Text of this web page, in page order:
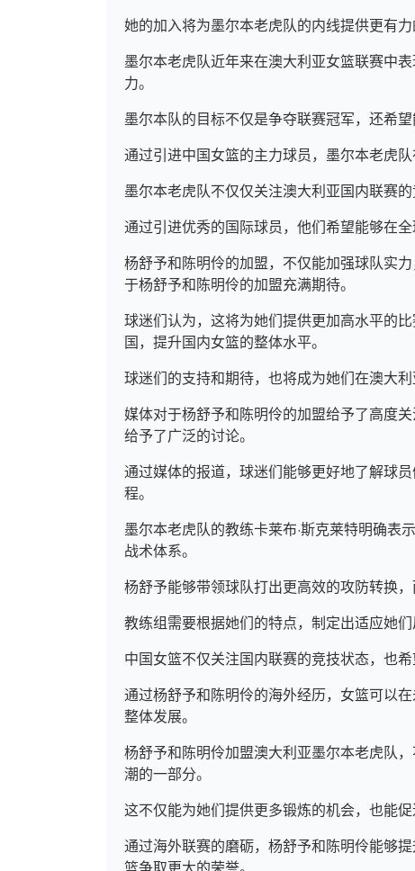
她的加入将为墨尔本老虎队的内线提供更有
墨尔本老虎队近年来在澳大利亚女篮联赛中
力。
墨尔本队的目标不仅是争夺联赛冠军，还希
通过引进中国女篮的主力球员，墨尔本老虎
墨尔本老虎队不仅仅关注澳大利亚国内联赛
通过引进优秀的国际球员，他们希望能够在
杨舒予和陈明伶的加盟，不仅能加强球队实
于杨舒予和陈明伶的加盟充满期待。
球迷们认为，这将为她们提供更加高水平的
国，提升国内女篮的整体水平。
球迷们的支持和期待，也将成为她们在澳大利
媒体对于杨舒予和陈明伶的加盟给予了高度
给予了广泛的讨论。
通过媒体的报道，球迷们能够更好地了解球
程。
墨尔本老虎队的教练卡莱布·斯克莱特明确表
战术体系。
杨舒予能够带领球队打出更高效的攻防转换
教练组需要根据她们的特点，制定出适应她们
中国女篮不仅关注国内联赛的竞技状态，也
通过杨舒予和陈明伶的海外经历，女篮可以
整体发展。
杨舒予和陈明伶加盟澳大利亚墨尔本老虎队
潮的一部分。
这不仅能为她们提供更多锻炼的机会，也能促
通过海外联赛的磨砺，杨舒予和陈明伶能够